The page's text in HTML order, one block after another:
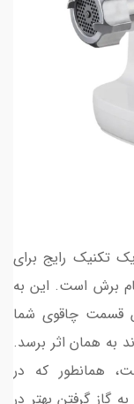
چرخ گوشت پاناسونیک مدل MK-GX1700 یک تکنیک رایج برای
برش است. این به
قسمت چاقوی شما
به همان اثر برسد.
همانطور که در
گاز گرفتن بهتر در